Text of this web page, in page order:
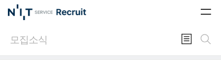
모집소식